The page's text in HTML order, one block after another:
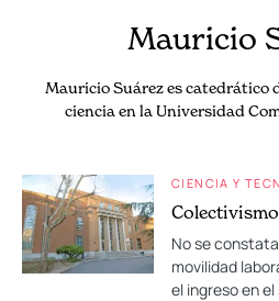
Mauricio
Mauricio Suárez es catedrático
ciencia en la Universidad
CIENCIA Y
No se
movilidad
el ingreso en